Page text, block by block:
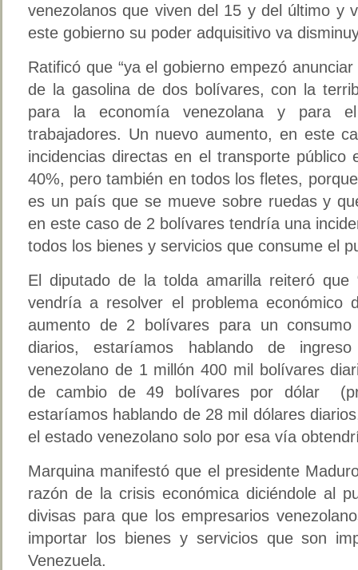
venezolanos que viven del 15 y del último y
este gobierno su poder adquisitivo va
Ratificó que “ya el gobierno empezó
de la gasolina de dos bolívares, con la
para la economía venezolana y para
trabajadores. Un nuevo aumento, en este
incidencias directas en el transporte público
40%, pero también en todos los fletes,
es un país que se mueve sobre ruedas y
en este caso de 2 bolívares tendría una
todos los bienes y servicios que consume el
El diputado de la tolda amarilla reiteró que
vendría a resolver el problema económico
aumento de 2 bolívares para un
diarios, estaríamos hablando de
venezolano de 1 millón 400 mil bolívares
de cambio de 49 bolívares por dólar
estaríamos hablando de 28 mil dólares
el estado venezolano solo por esa vía
Marquina manifestó que el presidente
razón de la crisis económica diciéndole al
divisas para que los empresarios
importar los bienes y servicios que son
Venezuela.